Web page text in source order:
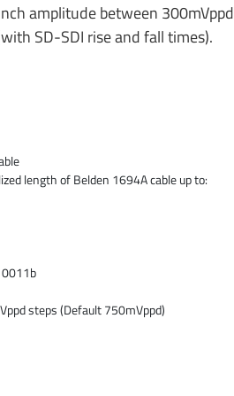
amplitude between 300mVppd
SD-SDI rise and fall times).
length of Belden 1694A cable up to:
steps (Default 750mVppd)